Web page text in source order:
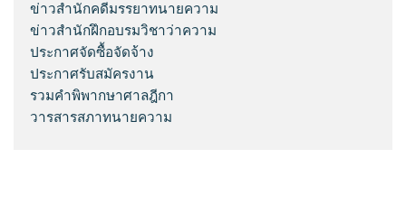
ข่าวสำนักคดีมรรยาทนายความ
ข่าวสำนักฝึกอบรมวิชาว่าความ
ประกาศจัดซื้อจัดจ้าง
ประกาศรับสมัครงาน
รวมคำพิพากษาศาลฎีกา
วารสารสภาทนายความ